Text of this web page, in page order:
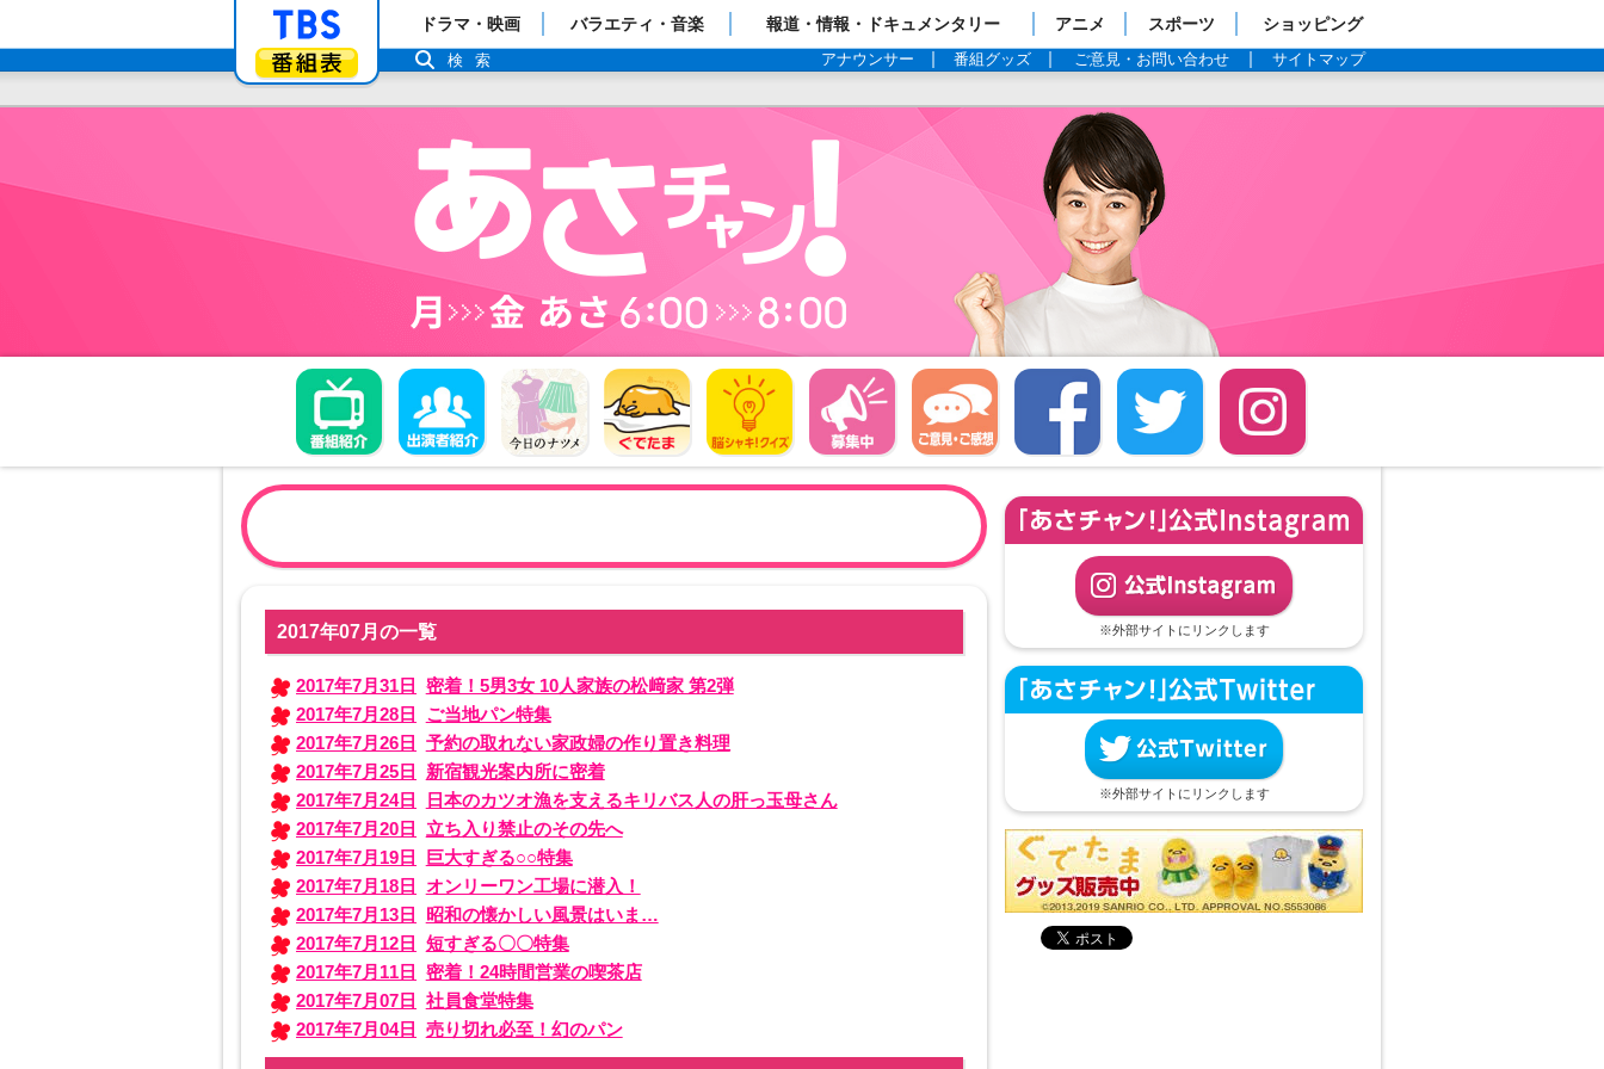
「TBSテレビ」トップページ
番組表
ドラマ・映画 バラエティ・音楽 報道・情報・ドキュメンタリー アニメ スポーツ ショッピング
アナウンサー 番組グッズ ご意見・お問い合わせ サイトマップ
検索
2017年07月の一覧
2017年7月31日
密着！5男3女 10人家族の松﨑家 第2弾
2017年7月28日
ご当地パン特集
2017年7月26日
予約の取れない家政婦の作り置き料理
2017年7月25日
新宿観光案内所に密着
2017年7月24日
日本のカツオ漁を支えるキリバス人の肝っ玉母さん
2017年7月20日
立ち入り禁止のその先へ
2017年7月19日
巨大すぎる○○特集
2017年7月18日
オンリーワン工場に潜入！
2017年7月13日
昭和の懐かしい風景はいま…
2017年7月12日
短すぎる〇〇特集
2017年7月11日
密着！24時間営業の喫茶店
2017年7月07日
社員食堂特集
2017年7月04日
売り切れ必至！幻のパン
※外部サイトにリンクします
※外部サイトにリンクします